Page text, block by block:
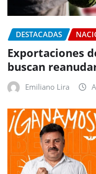
DESTACADAS
Exportaciones
buscan
Emiliano Lira